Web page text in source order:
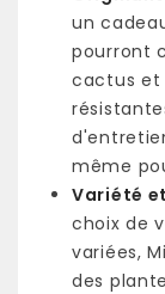
un
pourront
cactus et
même
Variété
choix de
variées,
des